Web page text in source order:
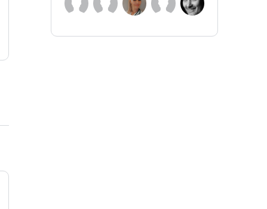
mödrahälsovårdsöverläkare Maria